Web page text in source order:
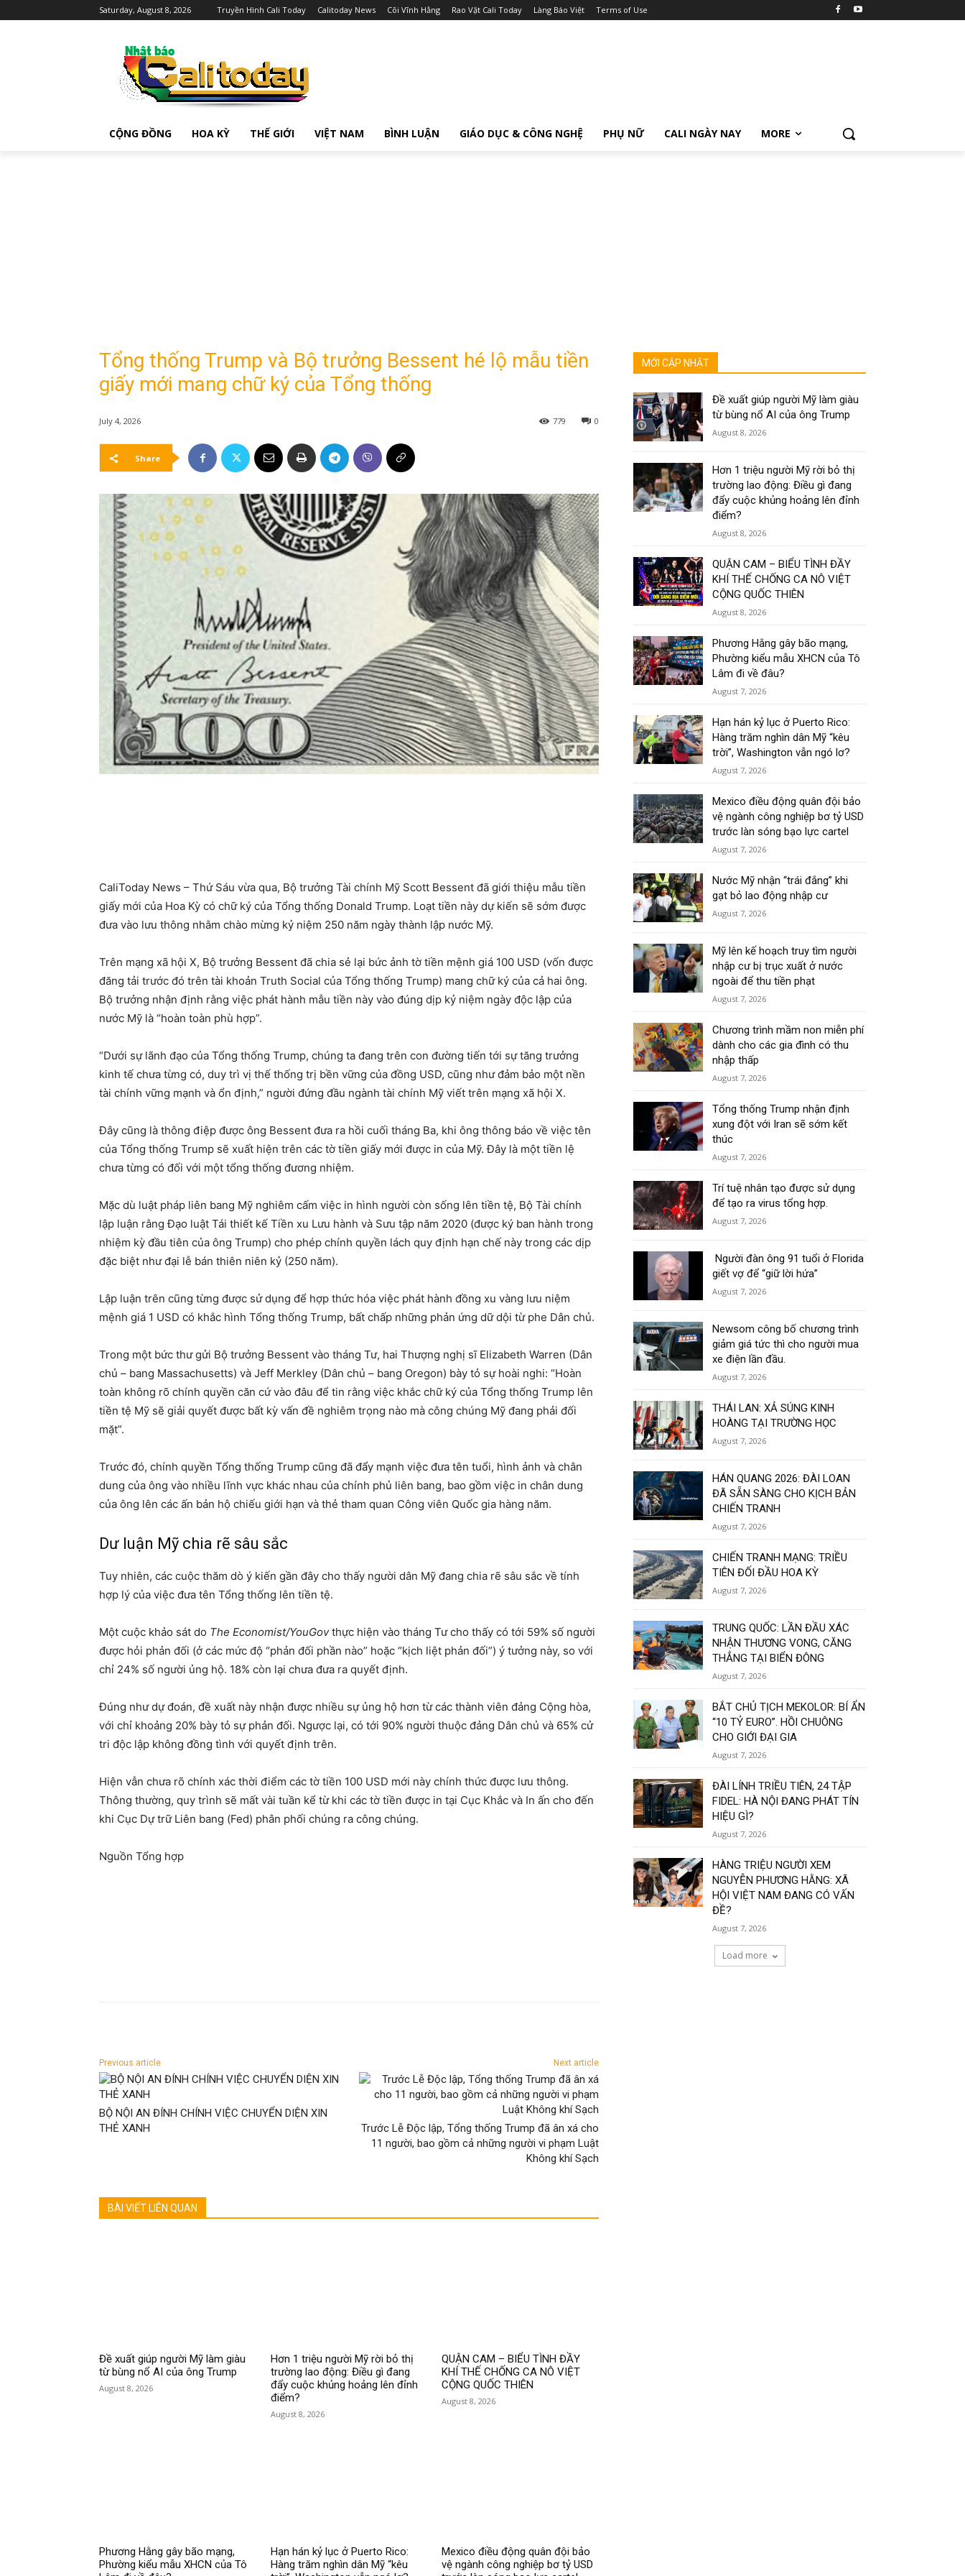
Saturday, August 8, 2026 Truyền Hình Cali Today Calitoday News Cõi Vĩnh Hằng Rao Vặt Cali Today Làng Báo Việt Terms of Use
CỘNG ĐỒNG HOA KỲ THẾ GIỚI VIỆT NAM BÌNH LUẬN GIÁO DỤC & CÔNG NGHỆ PHỤ NỮ CALI NGÀY NAY MORE
Tổng thống Trump và Bộ trưởng Bessent hé lộ mẫu tiền
giấy mới mang chữ ký của Tổng thống
July 4, 2026 0
779
Share
CaliToday News – Thứ Sáu vừa qua, Bộ trưởng Tài chính Mỹ Scott Bessent đã giới thiệu mẫu tiền
giấy mới của Hoa Kỳ có chữ ký của Tổng thống Donald Trump. Loạt tiền này dự kiến sẽ sớm được
đưa vào lưu thông nhằm chào mừng kỷ niệm 250 năm ngày thành lập nước Mỹ.
Trên mạng xã hội X, Bộ trưởng Bessent đã chia sẻ lại bức ảnh tờ tiền mệnh giá 100 USD (vốn được
đăng tải trước đó trên tài khoản Truth Social của Tổng thống Trump) mang chữ ký của cả hai ông.
Bộ trưởng nhận định rằng việc phát hành mẫu tiền này vào đúng dịp kỷ niệm ngày độc lập của
nước Mỹ là “hoàn toàn phù hợp”.
“Dưới sự lãnh đạo của Tổng thống Trump, chúng ta đang trên con đường tiến tới sự tăng trưởng
kinh tế chưa từng có, duy trì vị thế thống trị bền vững của đồng USD, cũng như đảm bảo một nền
tài chính vững mạnh và ổn định,” người đứng đầu ngành tài chính Mỹ viết trên mạng xã hội X.
Đây cũng là thông điệp được ông Bessent đưa ra hồi cuối tháng Ba, khi ông thông báo về việc tên
của Tổng thống Trump sẽ xuất hiện trên các tờ tiền giấy mới được in của Mỹ. Đây là một tiền lệ
chưa từng có đối với một tổng thống đương nhiệm.
Mặc dù luật pháp liên bang Mỹ nghiêm cấm việc in hình người còn sống lên tiền tệ, Bộ Tài chính
lập luận rằng Đạo luật Tái thiết kế Tiền xu Lưu hành và Sưu tập năm 2020 (được ký ban hành trong
nhiệm kỳ đầu tiên của ông Trump) cho phép chính quyền lách quy định hạn chế này trong các dịp
đặc biệt như đại lễ bán thiên niên kỷ (250 năm).
Lập luận trên cũng từng được sử dụng để hợp thức hóa việc phát hành đồng xu vàng lưu niệm
mệnh giá 1 USD có khắc hình Tổng thống Trump, bất chấp những phản ứng dữ dội từ phe Dân chủ.
Trong một bức thư gửi Bộ trưởng Bessent vào tháng Tư, hai Thượng nghị sĩ Elizabeth Warren (Dân
chủ – bang Massachusetts) và Jeff Merkley (Dân chủ – bang Oregon) bày tỏ sự hoài nghi: “Hoàn
toàn không rõ chính quyền căn cứ vào đâu để tin rằng việc khắc chữ ký của Tổng thống Trump lên
tiền tệ Mỹ sẽ giải quyết được bất kỳ vấn đề nghiêm trọng nào mà công chúng Mỹ đang phải đối
mặt”.
Trước đó, chính quyền Tổng thống Trump cũng đã đẩy mạnh việc đưa tên tuổi, hình ảnh và chân
dung của ông vào nhiều lĩnh vực khác nhau của chính phủ liên bang, bao gồm việc in chân dung
của ông lên các ấn bản hộ chiếu giới hạn và thẻ tham quan Công viên Quốc gia hàng năm.
Dư luận Mỹ chia rẽ sâu sắc
Tuy nhiên, các cuộc thăm dò ý kiến gần đây cho thấy người dân Mỹ đang chia rẽ sâu sắc về tính
hợp lý của việc đưa tên Tổng thống lên tiền tệ.
Một cuộc khảo sát do The Economist/YouGovthực hiện vào tháng Tư cho thấy có tới 59% số người
được hỏi phản đối (ở các mức độ “phản đối phần nào” hoặc “kịch liệt phản đối”) ý tưởng này, so với
chỉ 24% số người ủng hộ. 18% còn lại chưa đưa ra quyết định.
Đúng như dự đoán, đề xuất này nhận được nhiều sự ủng hộ hơn từ các thành viên đảng Cộng hòa,
với chỉ khoảng 20% bày tỏ sự phản đối. Ngược lại, có tới 90% người thuộc đảng Dân chủ và 65% cử
tri độc lập không đồng tình với quyết định trên.
Hiện vẫn chưa rõ chính xác thời điểm các tờ tiền 100 USD mới này chính thức được lưu thông.
Thông thường, quy trình sẽ mất vài tuần kể từ khi các tờ tiền được in tại Cục Khắc và In ấn cho đến
khi Cục Dự trữ Liên bang (Fed) phân phối chúng ra công chúng.
Nguồn Tổng hợp
Previous article
BỘ NỘI AN ĐÍNH CHÍNH VIỆC CHUYỂN DIỆN XIN
THẺ XANH
Next article
Trước Lễ Độc lập, Tổng thống Trump đã ân xá cho
11 người, bao gồm cả những người vi phạm Luật
Không khí Sạch
BÀI VIẾT LIÊN QUAN
Đề xuất giúp người Mỹ làm giàu
từ bùng nổ AI của ông Trump
August 8, 2026
Hơn 1 triệu người Mỹ rời bỏ thị
trường lao động: Điều gì đang
đẩy cuộc khủng hoảng lên đỉnh
điểm?
August 8, 2026
QUẬN CAM – BIỂU TÌNH ĐẦY
KHÍ THẾ CHỐNG CA NÔ VIỆT
CỘNG QUỐC THIÊN
August 8, 2026
Phương Hằng gây bão mạng,
Phường kiểu mẫu XHCN của Tô
Hạn hán kỷ lục ở Puerto Rico:
Hàng trăm nghìn dân Mỹ “kêu
Mexico điều động quân đội bảo
vệ ngành công nghiệp bơ tỷ USD
MỚI CẬP NHẬT
Đề xuất giúp người Mỹ làm giàu
từ bùng nổ AI của ông Trump
August 8, 2026
Hơn 1 triệu người Mỹ rời bỏ thị
trường lao động: Điều gì đang
đẩy cuộc khủng hoảng lên đỉnh
điểm?
August 8, 2026
QUẬN CAM – BIỂU TÌNH ĐẦY
KHÍ THẾ CHỐNG CA NÔ VIỆT
CỘNG QUỐC THIÊN
August 8, 2026
Phương Hằng gây bão mạng,
Phường kiểu mẫu XHCN của Tô
Lâm đi về đâu?
August 7, 2026
Hạn hán kỷ lục ở Puerto Rico:
Hàng trăm nghìn dân Mỹ “kêu
trời”, Washington vẫn ngó lơ?
August 7, 2026
Mexico điều động quân đội bảo
vệ ngành công nghiệp bơ tỷ USD
trước làn sóng bạo lực cartel
August 7, 2026
Nước Mỹ nhận “trái đắng” khi
gạt bỏ lao động nhập cư
August 7, 2026
Mỹ lên kế hoạch truy tìm người
nhập cư bị trục xuất ở nước
ngoài để thu tiền phạt
August 7, 2026
Chương trình mầm non miễn phí
dành cho các gia đình có thu
nhập thấp
August 7, 2026
Tổng thống Trump nhận định
xung đột với Iran sẽ sớm kết
thúc
August 7, 2026
Trí tuệ nhân tạo được sử dụng
để tạo ra virus tổng hợp.
August 7, 2026
Người đàn ông 91 tuổi ở Florida
giết vợ để “giữ lời hứa”
August 7, 2026
Newsom công bố chương trình
giảm giá tức thì cho người mua
xe điện lần đầu.
August 7, 2026
THÁI LAN: XẢ SÚNG KINH
HOÀNG TẠI TRƯỜNG HỌC
August 7, 2026
HÁN QUANG 2026: ĐÀI LOAN
ĐÃ SẴN SÀNG CHO KỊCH BẢN
CHIẾN TRANH
August 7, 2026
CHIẾN TRANH MẠNG: TRIỀU
TIÊN ĐỐI ĐẦU HOA KỲ
August 7, 2026
TRUNG QUỐC: LẦN ĐẦU XÁC
NHẬN THƯƠNG VONG, CĂNG
THẲNG TẠI BIỂN ĐÔNG
August 7, 2026
BẮT CHỦ TỊCH MEKOLOR: BÍ ẨN
“10 TỶ EURO”. HỒI CHUÔNG
CHO GIỚI ĐẠI GIA
August 7, 2026
ĐÀI LÍNH TRIỀU TIÊN, 24 TẬP
FIDEL: HÀ NỘI ĐANG PHÁT TÍN
HIỆU GÌ?
August 7, 2026
HÀNG TRIỆU NGƯỜI XEM
NGUYỄN PHƯƠNG HẰNG: XÃ
HỘI VIỆT NAM ĐANG CÓ VẤN
ĐỀ?
August 7, 2026
Load more